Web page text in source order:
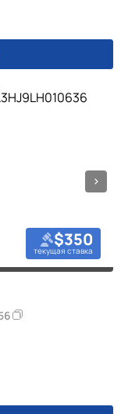
$350
текущая ставка